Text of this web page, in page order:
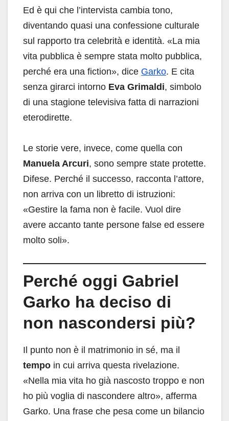
Ed è qui che l’intervista cambia tono,
diventando quasi una confessione culturale
sul rapporto tra celebrità e identità. «La mia
vita pubblica è sempre stata molto pubblica,
perché era una fiction», dice Garko. E cita
senza girarci intorno Eva Grimaldi, simbolo
di una stagione televisiva fatta di narrazioni
eterodirette.
Le storie vere, invece, come quella con
Manuela Arcuri, sono sempre state protette.
Difese. Perché il successo, racconta l’attore,
non arriva con un libretto di istruzioni:
«Gestire la fama non è facile. Vuol dire
avere accanto tante persone false ed essere
molto soli».
Perché oggi Gabriel
Garko ha deciso di
non nascondersi più?
Il punto non è il matrimonio in sé, ma il
tempo in cui arriva questa rivelazione.
«Nella mia vita ho già nascosto troppo e non
ho più voglia di nascondere altro», afferma
Garko. Una frase che pesa come un bilancio